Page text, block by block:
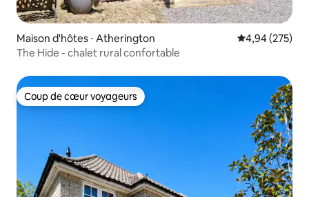
Maison d'hôtes ⋅ Atherington Évaluation
4,94 (275)
The Hide - chalet rural confortable
Coup de cœur voyageurs
Coup de cœur voyageurs